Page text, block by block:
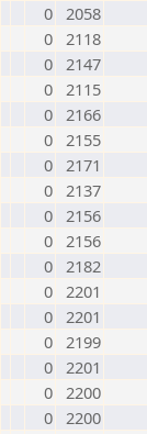
0 2058
0 2118
0 2147
0 2115
0 2166
0 2155
0 2171
0 2137
0 2156
0 2156
0 2182
0 2201
0 2201
0 2199
0 2201
0 2200
0 2200